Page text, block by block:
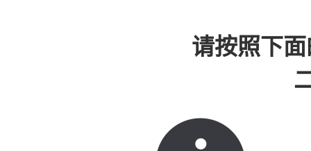
请按照下